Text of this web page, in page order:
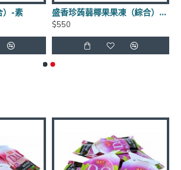
元
供參考依實際出貨商品為主
）-素
盛香珍蒟蒻椰果果凍（綜合）-素
$550